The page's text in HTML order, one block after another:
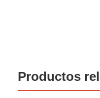
Productos